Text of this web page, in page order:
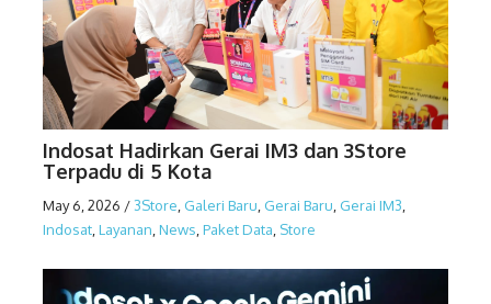
Indosat Hadirkan Gerai IM3 dan 3Store
Terpadu di 5 Kota
May 6, 2026 /3Store Galeri Baru Gerai Baru Gerai IM3
Indosat Layanan News Paket Data Store